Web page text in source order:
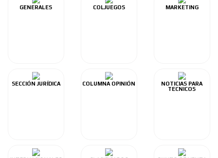
GENERALES COLJUEGOS MARKETING
SECCIÓN JURÍDICA COLUMNA OPINIÓN
NOTICIAS PARA
TECNICOS